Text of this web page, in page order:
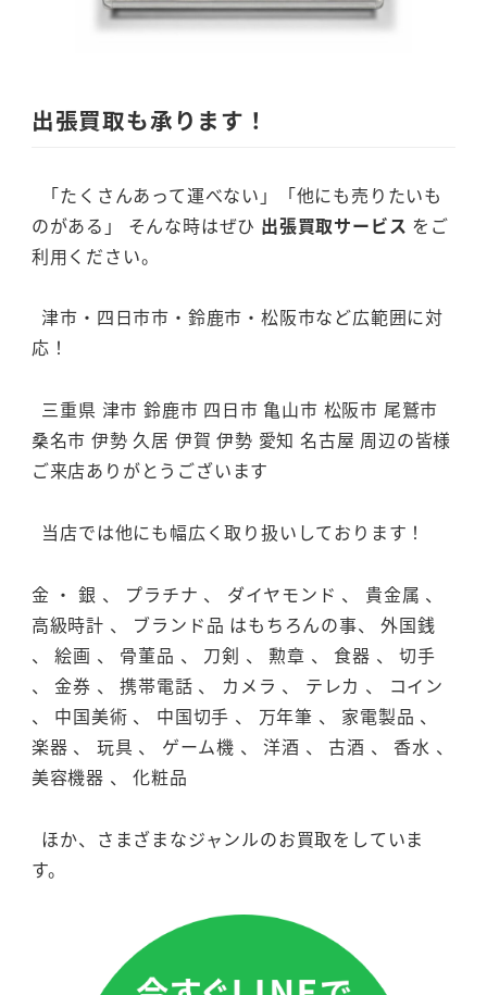
出張買取も承ります！
「たくさんあって運べない」「他にも売りたいも
のがある」 そんな時はぜひ 出張買取サービス をご
利用ください。
津市・四日市市・鈴鹿市・松阪市など広範囲に対
応！
三重県 津市 鈴鹿市 四日市 亀山市 松阪市 尾鷲市
桑名市 伊勢 久居 伊賀 伊勢 愛知 名古屋 周辺の皆様
ご来店ありがとうございます
当店では他にも幅広く取り扱いしております！
金 ・ 銀 、 プラチナ 、 ダイヤモンド 、 貴金属 、
高級時計 、 ブランド品 はもちろんの事、 外国銭
、 絵画 、 骨董品 、 刀剣 、 勲章 、 食器 、 切手
、 金券 、 携帯電話 、 カメラ 、 テレカ 、 コイン
、 中国美術 、 中国切手 、 万年筆 、 家電製品 、
楽器 、 玩具 、 ゲーム機 、 洋酒 、 古酒 、 香水 、
美容機器 、 化粧品
ほか、さまざまなジャンルのお買取をしていま
す。